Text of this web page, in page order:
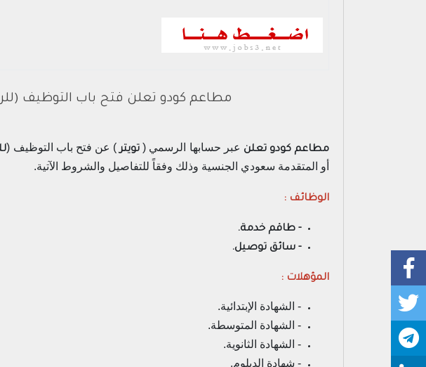
مطاعم كودو تعلن فتح باب التوظيف
مطاعم كودو تعلن عبر حسابها الرسمي ( تويتر) عن فتح باب التوظيف (
أو المتقدمة سعودي الجنسية وذلك وفقاً للتفاصيل والشروط الآتية.
الوظائف :
- طاقم خدمة.
- سائق توصيل.
المؤهلات :
- الشهادة الإبتدائية.
- الشهادة المتوسطة.
- الشهادة الثانوية.
- شهادة الدبلوم.